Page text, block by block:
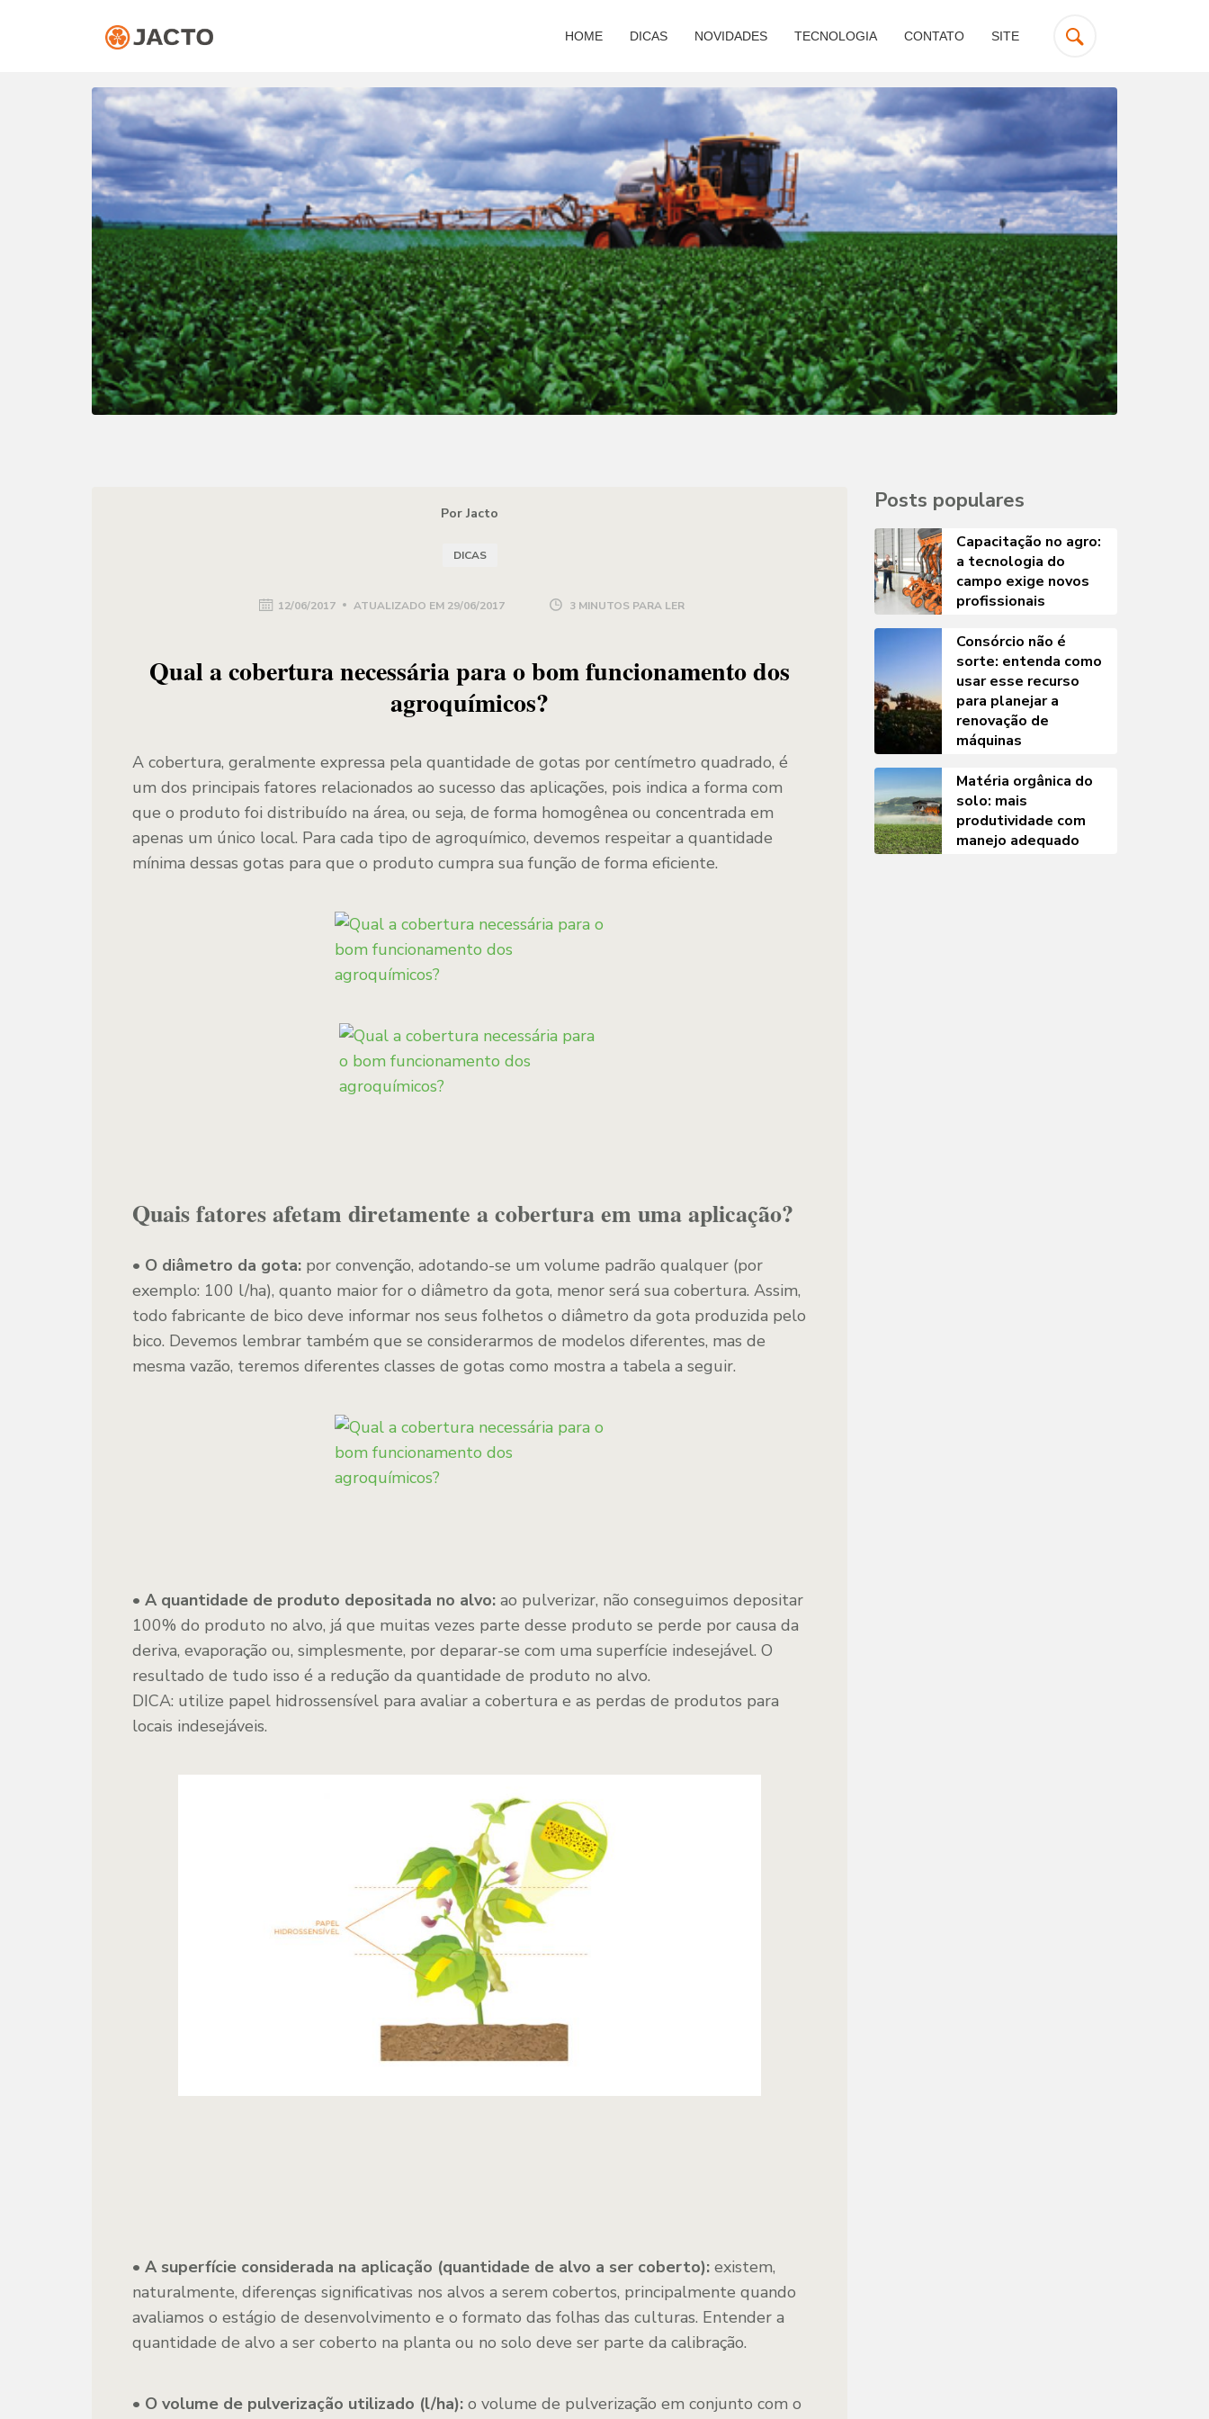
HOME DICAS NOVIDADES TECNOLOGIA CONTATO SITE
Por Jacto
DICAS
12/06/2017 ATUALIZADO EM 29/06/2017 3 MINUTOS PARA LER
Qual a cobertura necessária para o bom funcionamento dos
agroquímicos?
A cobertura, geralmente expressa pela quantidade de gotas por centímetro quadrado, é
um dos principais fatores relacionados ao sucesso das aplicações, pois indica a forma com
que o produto foi distribuído na área, ou seja, de forma homogênea ou concentrada em
apenas um único local. Para cada tipo de agroquímico, devemos respeitar a quantidade
mínima dessas gotas para que o produto cumpra sua função de forma eficiente.
Quais fatores afetam diretamente a cobertura em uma aplicação?
• O diâmetro da gota: por convenção, adotando-se um volume padrão qualquer (por
exemplo: 100 l/ha), quanto maior for o diâmetro da gota, menor será sua cobertura. Assim,
todo fabricante de bico deve informar nos seus folhetos o diâmetro da gota produzida pelo
bico. Devemos lembrar também que se considerarmos de modelos diferentes, mas de
mesma vazão, teremos diferentes classes de gotas como mostra a tabela a seguir.
• A quantidade de produto depositada no alvo: ao pulverizar, não conseguimos depositar
100% do produto no alvo, já que muitas vezes parte desse produto se perde por causa da
deriva, evaporação ou, simplesmente, por deparar-se com uma superfície indesejável. O
resultado de tudo isso é a redução da quantidade de produto no alvo.
DICA: utilize papel hidrossensível para avaliar a cobertura e as perdas de produtos para
locais indesejáveis.
• A superfície considerada na aplicação (quantidade de alvo a ser coberto): existem,
naturalmente, diferenças significativas nos alvos a serem cobertos, principalmente quando
avaliamos o estágio de desenvolvimento e o formato das folhas das culturas. Entender a
quantidade de alvo a ser coberto na planta ou no solo deve ser parte da calibração.
• O volume de pulverização utilizado (l/ha): o volume de pulverização em conjunto com o
Posts populares
Capacitação no agro:
a tecnologia do
campo exige novos
profissionais
Consórcio não é
sorte: entenda como
usar esse recurso
para planejar a
renovação de
máquinas
Matéria orgânica do
solo: mais
produtividade com
manejo adequado